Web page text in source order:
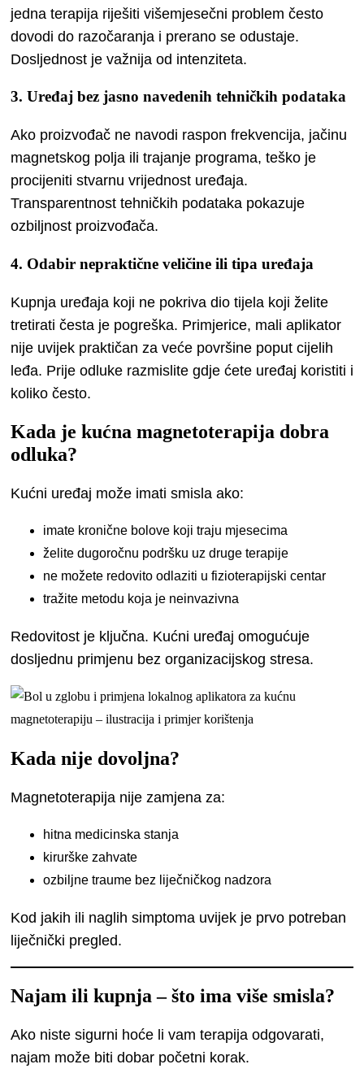
jedna terapija riješiti višemjesečni problem često
dovodi do razočaranja i prerano se odustaje.
Dosljednost je važnija od intenziteta.
3. Uređaj bez jasno navedenih tehničkih podataka
Ako proizvođač ne navodi raspon frekvencija, jačinu
magnetskog polja ili trajanje programa, teško je
procijeniti stvarnu vrijednost uređaja.
Transparentnost tehničkih podataka pokazuje
ozbiljnost proizvođača.
4. Odabir nepraktične veličine ili tipa uređaja
Kupnja uređaja koji ne pokriva dio tijela koji želite
tretirati česta je pogreška. Primjerice, mali aplikator
nije uvijek praktičan za veće površine poput cijelih
leđa. Prije odluke razmislite gdje ćete uređaj koristiti i
koliko često.
Kada je kućna magnetoterapija dobra
odluka?
Kućni uređaj može imati smisla ako:
imate kronične bolove koji traju mjesecima
želite dugoročnu podršku uz druge terapije
ne možete redovito odlaziti u fizioterapijski centar
tražite metodu koja je neinvazivna
Redovitost je ključna. Kućni uređaj omogućuje
dosljednu primjenu bez organizacijskog stresa.
Kada nije dovoljna?
Magnetoterapija nije zamjena za:
hitna medicinska stanja
kirurške zahvate
ozbiljne traume bez liječničkog nadzora
Kod jakih ili naglih simptoma uvijek je prvo potreban
liječnički pregled.
Najam ili kupnja – što ima više smisla?
Ako niste sigurni hoće li vam terapija odgovarati,
najam može biti dobar početni korak.